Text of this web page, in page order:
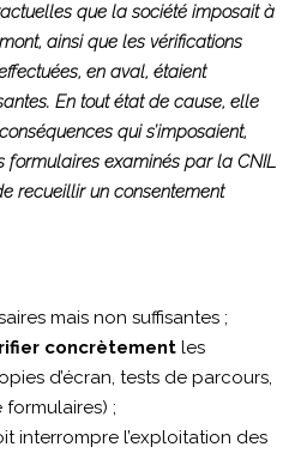
que la société imposait à
ainsi que les vérifications
en aval, étaient
En tout état de cause, elle
qui s’imposaient,
formulaires examinés par la CNIL
recueillir un consentement
mais non suffisantes ;
concrètement les
d’écran, tests de parcours,
;
interrompre l’exploitation des